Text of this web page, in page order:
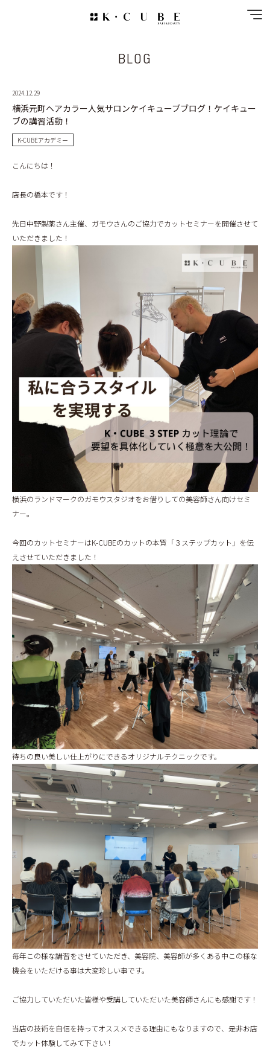
SPECIAL MENU
MENU
RECRUIT
BLOG
2024.12.29
横浜元町ヘアカラー人気サロンケイキューブブログ！ケイキュー
ブの講習活動！
K-CUBEアカデミー
こんにちは！
店長の橋本です！
先日中野製薬さん主催、ガモウさんのご協力でカットセミナーを開催させて
いただきました！
横浜のランドマークのガモウスタジオをお借りしての美容師さん向けセミ
ナー。
今回のカットセミナーはK-CUBEのカットの本質「３ステップカット」を伝
えさせていただきました！
待ちの良い美しい仕上がりにできるオリジナルテクニックです。
毎年この様な講習をさせていただき、美容院、美容師が多くある中この様な
機会をいただける事は大変珍しい事です。
ご協力していただいた皆様や受講していただいた美容師さんにも感謝です！
当店の技術を自信を持ってオススメできる理由にもなりますので、是非お店
でカット体験してみて下さい！